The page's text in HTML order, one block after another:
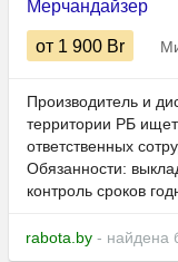
Мерчандайзер
от 1 900 Br
Производитель и
территории РБ
ответственных
Обязанности:
контроль сроков
rabota.by - найдена